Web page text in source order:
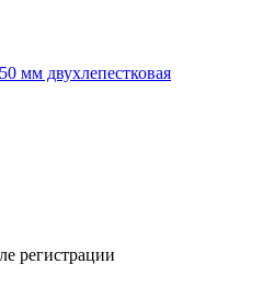
мм двухлепестковая
регистрации